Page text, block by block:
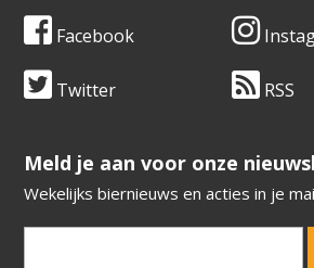
Facebook
Twitter RSS
​​​​​​​Meld je aan voor onze
Wekelijks biernieuws en acties in je